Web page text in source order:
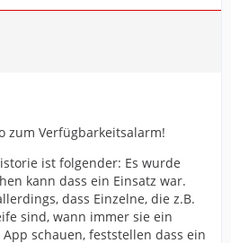
zum Verfügbarkeitsalarm!
ist folgender: Es wurde
kann dass ein Einsatz war.
dass Einzelne, die z.B.
sind, wann immer sie ein
schauen, feststellen dass ein